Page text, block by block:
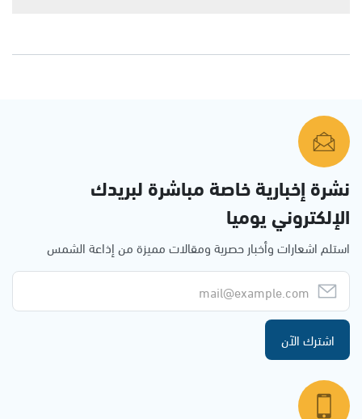
نشرة إخبارية خاصة مباشرة لبريدك
الإلكتروني يوميا
استلم اشعارات وأخبار حصرية ومقالات مميزة من إذاعة الشمس
اشترك الآن